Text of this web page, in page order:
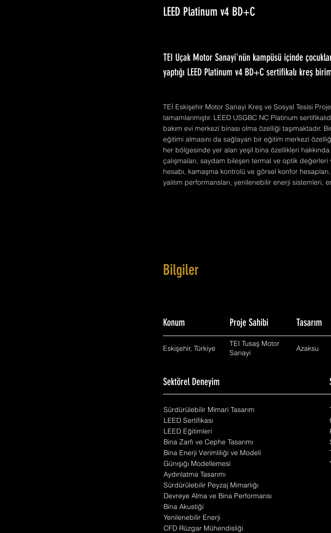
LEED Platinum v4 BD+C
TEI Uçak Motor Sanayi'nün kampüsü içinde
yaptığı LEED Platinum v4 BD+C sertifikalı kreş
TEİ Eskişehir Motor Sanayi Kreş ve Sosyal Tesisi
tamamlanmıştır. LEED USGBC NC Platinum
bakım evi merkezi binası olma özelliği taşımaktadır.
eğitimi almasını da sağlayan bir eğitim merkezi
her bölgesinde yer alan yeşil bina özellikleri
çalışmaları, saydam bileşen termal ve optik
hesabı, kamaşma kontrolü ve görsel konfor
yalıtım performansları, yenilenebilir enerji sistemleri,
Bilgiler
Konum Proje Sahibi Tasarım
Eskişehir, Türkiye
TEI Tusaş Motor
Sanayi
Azaksu
Sektörel Deneyim
Sürdürülebilir Mimari Tasarım
LEED Sertifikası
LEED Eğitimleri
Bina Zarfı ve Cephe Tasarımı
Bina Enerji Verimliliği ve Modeli
Günışığı Modellemesi
Aydınlatma Tasarımı
Sürdürülebilir Peyzaj Mimarlığı
Devreye Alma ve Bina Performansı
Bina Akustiği
Yenilenebilir Enerji
CFD Rüzgar Mühendisliği